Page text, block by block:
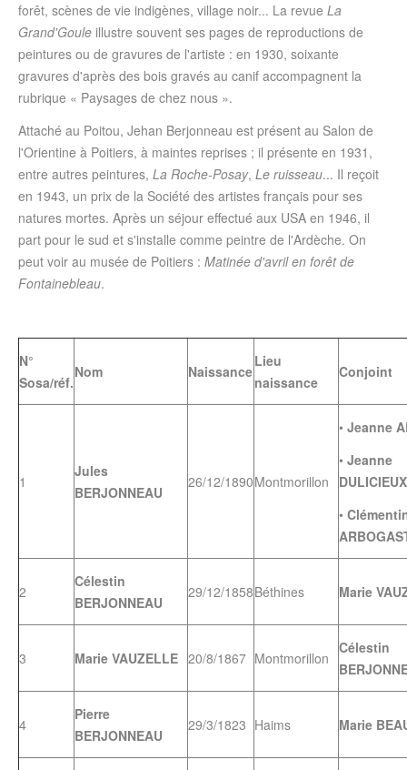
forêt, scènes de vie indigènes, village noir... La revue La
Grand'Goule illustre souvent ses pages de reproductions de
peintures ou de gravures de l'artiste : en 1930, soixante
gravures d'après des bois gravés au canif accompagnent la
rubrique « Paysages de chez nous ».
Attaché au Poitou, Jehan Berjonneau est présent au Salon de
l'Orientine à Poitiers, à maintes reprises ; il présente en 1931,
entre autres peintures, La Roche-Posay, Le ruisseau... Il reçoit
en 1943, un prix de la Société des artistes français pour ses
natures mortes. Après un séjour effectué aux USA en 1946, il
part pour le sud et s'installe comme peintre de l'Ardèche. On
peut voir au musée de Poitiers : Matinée d'avril en forêt de
Fontainebleau.
N°
Sosa/réf.
Nom Naissance
Lieu
naissance
Conjoint
1
Jules
BERJONNEAU
26/12/1890Montmorillon
• Jeanne
• Jeanne
DULICIEUX
•
2
Célestin
BERJONNEAU
29/12/1858Béthines Marie
3 Marie VAUZELLE 20/8/1867 Montmorillon
Célestin
4
Pierre
BERJONNEAU
29/3/1823 Haims Marie